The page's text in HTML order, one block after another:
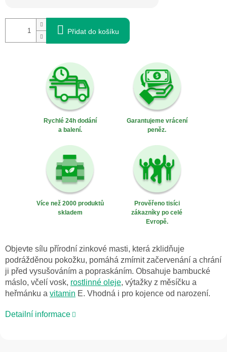
Přidat do košíku
Rychlé 24h dodání
a balení.
Garantujeme vrácení
peněz.
Více než 2000 produktů
skladem
Prověřeno tisíci
zákazníky po celé
Evropě.
Objevte sílu přírodní zinkové masti, která zklidňuje
podrážděnou pokožku, pomáhá zmírnit začervenání a chrání
ji před vysušováním a popraskáním. Obsahuje bambucké
máslo, včelí vosk, rostlinné oleje, výtažky z měsíčku a
heřmánku a vitamin E. Vhodná i pro kojence od narození.
Detailní informace